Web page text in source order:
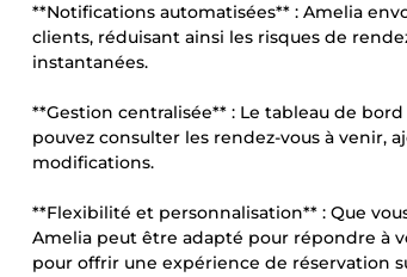
**Notifications automatisées** : Amelia
clients, réduisant ainsi les risques de
instantanées.
**Gestion centralisée** : Le tableau de
pouvez consulter les rendez-vous à venir,
modifications.
**Flexibilité et personnalisation** : Que
Amelia peut être adapté pour répondre à
pour offrir une expérience de réservation